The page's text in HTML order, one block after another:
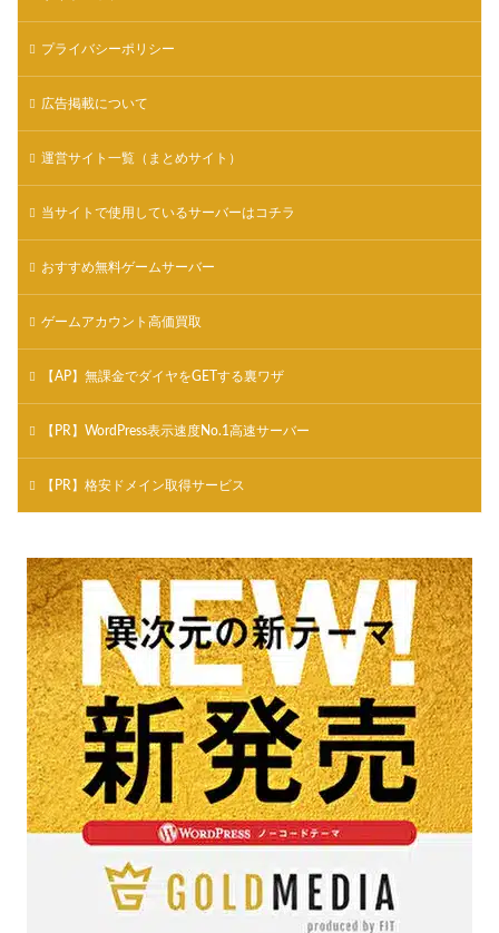
プライバシーポリシー
広告掲載について
運営サイト一覧（まとめサイト）
当サイトで使用しているサーバーはコチラ
おすすめ無料ゲームサーバー
ゲームアカウント高価買取
【AP】無課金でダイヤをGETする裏ワザ
【PR】WordPress表示速度No.1高速サーバー
【PR】格安ドメイン取得サービス